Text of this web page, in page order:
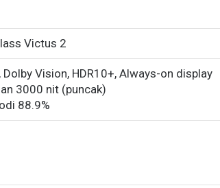
Victus 2
Vision, HDR10+, Always-on display
3000 nit (puncak)
88.9%